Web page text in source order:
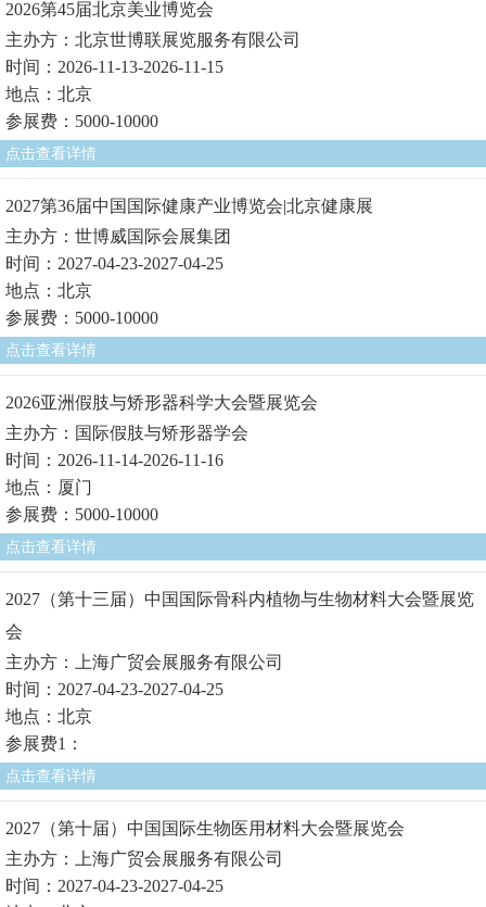
2026第45届北京美业博览会
主办方：北京世博联展览服务有限公司
时间：2026-11-13-2026-11-15
地点：北京
参展费：5000-10000
点击查看详情
2027第36届中国国际健康产业博览会|北京健康展
主办方：世博威国际会展集团
时间：2027-04-23-2027-04-25
地点：北京
参展费：5000-10000
点击查看详情
2026亚洲假肢与矫形器科学大会暨展览会
主办方：国际假肢与矫形器学会
时间：2026-11-14-2026-11-16
地点：厦门
参展费：5000-10000
点击查看详情
2027（第十三届）中国国际骨科内植物与生物材料大会暨展览
会
主办方：上海广贸会展服务有限公司
时间：2027-04-23-2027-04-25
地点：北京
参展费1：
点击查看详情
2027（第十届）中国国际生物医用材料大会暨展览会
主办方：上海广贸会展服务有限公司
时间：2027-04-23-2027-04-25